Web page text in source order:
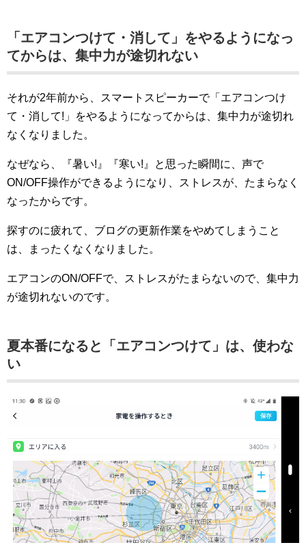
「エアコンつけて・消して」をやるようになっ
てからは、集中力が途切れない
それが2年前から、スマートスピーカーで「エアコンつけ
て・消して!」をやるようになってからは、集中力が途切れ
なくなりました。
なぜなら、『暑い!』『寒い!』と思った瞬間に、声で
ON/OFF操作ができるようになり、ストレスが、たまらなく
なったからです。
探すのに疲れて、ブログの更新作業をやめてしまうこと
は、まったくなくなりました。
エアコンのON/OFFで、ストレスがたまらないので、集中力
が途切れないのです。
夏本番になると「エアコンつけて」は、使わな
い